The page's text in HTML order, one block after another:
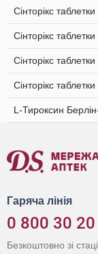
Сінторікс
Сінторікс
Сінторікс
Сінторікс
L-Тироксин
Гаряча лінія
0 800 30
Безкоштовно зі